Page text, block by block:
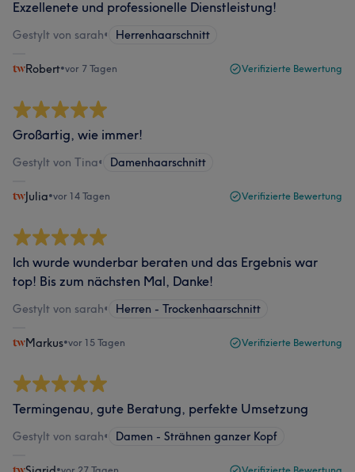
Exzellenete und professionelle Dienstleistung!
Gestylt von sarah• Herrenhaarschnitt
Robert•vor 7 Tagen Verifizierte Bewertung
Großartig, wie immer!
Gestylt von Tina• Damenhaarschnitt
Julia•vor 14 Tagen Verifizierte Bewertung
Ich wurde wunderbar beraten und das Ergebnis war
top! Bis zum nächsten Mal, Danke!
Gestylt von sarah• Herren - Trockenhaarschnitt
Markus•vor 15 Tagen Verifizierte Bewertung
Termingenau, gute Beratung, perfekte Umsetzung
Gestylt von sarah• Damen - Strähnen ganzer Kopf